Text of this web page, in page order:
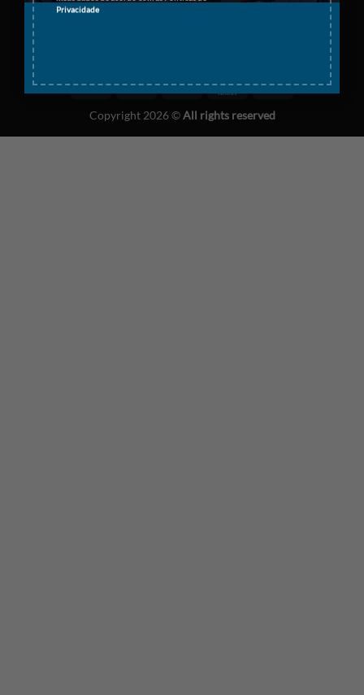
Privacidade
Visa PayPal Stripe MasterCard
Cash
Copyright 2026 ©All rights reserved